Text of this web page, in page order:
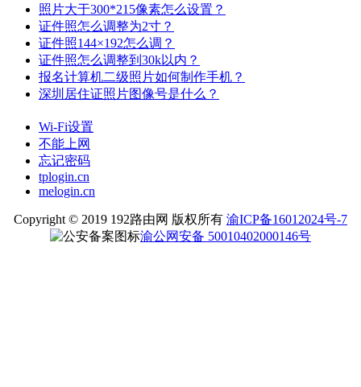
照片大于300*215像素怎么设置？
证件照怎么调整为2寸？
证件照144×192怎么调？
证件照怎么调整到30k以内？
报名计算机二级照片如何制作手机？
深圳居住证照片图像号是什么？
Wi-Fi设置
不能上网
忘记密码
tplogin.cn
melogin.cn
Copyright © 2019 192路由网 版权所有 渝ICP备16012024号-7
渝公网安备 50010402000146号